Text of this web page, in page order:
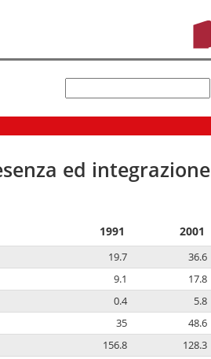
ed integrazione
1991 2001
19.7 36.6
9.1 17.8
0.4 5.8
35 48.6
156.8 128.3